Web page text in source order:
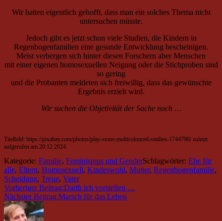
Wir hatten eigentlich gehofft, dass man ein solches Thema nicht
untersuchen müsste.
Jedoch gibt es jetzt schon viele Studien, die Kindern in
Regenbogenfamilien eine gesunde Entwicklung bescheinigen.
Meist verbergen sich hinter diesen Forschern aber Menschen
mit einer eigenen homosexuellen Neigung oder die Stichproben sind
so gering
und die Probanten meldeten sich freiwillig, dass das gewünschte
Ergebnis erzielt wird.
Wir suchen die Objetivität der Sache noch …
Titelbild: https://pixabay.com/photos/play-stone-multicoloured-smilies-1744790/ zuletzt
aufgerufen am 20.12.2024
Kategorie: Familie, Feminismus und GenderSchlagwörter: Ehe für
alle, Eltern, Homosexuell, Kindeswohl, Mutter, Regenbogenfamilie,
Scheidung, Treue, Vater
Vorheriger Beitrag:Darth ich vorstellen …
Nächster Beitrag:Marsch für das Leben